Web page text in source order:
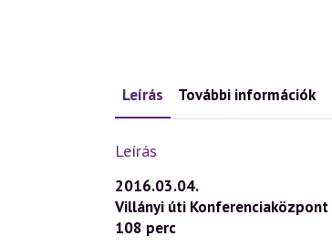
Leírás További információk
Leírás
2016.03.04.
Villányi úti Konferenciaközpont
108 perc